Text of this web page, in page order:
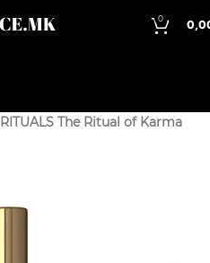
0
RITUALS The Ritual of Karma